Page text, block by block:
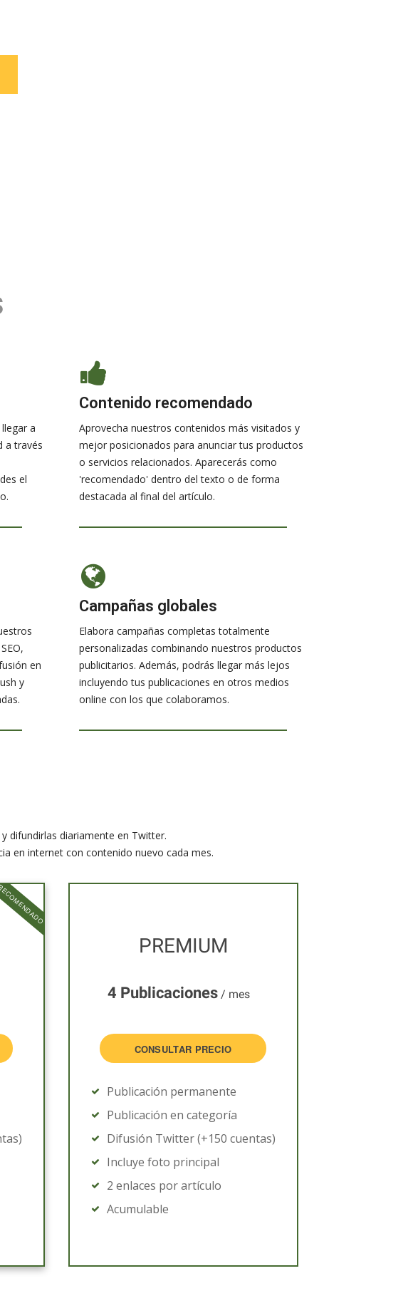
a
a través
el
Contenido recomendado
Aprovecha nuestros contenidos más visitados y
mejor posicionados para anunciar tus productos
o servicios relacionados. Aparecerás como
'recomendado' dentro del texto o de forma
destacada al final del artículo.
en
y
Campañas globales
Elabora campañas completas totalmente
personalizadas combinando nuestros productos
publicitarios. Además, podrás llegar más lejos
incluyendo tus publicaciones en otros medios
online con los que colaboramos.
difundirlas diariamente en Twitter.
en internet con contenido nuevo cada mes.
PREMIUM
4 Publicaciones / mes
CONSULTAR PRECIO
Publicación permanente
Publicación en categoría
Difusión Twitter (+150 cuentas)
Incluye foto principal
2 enlaces por artículo
Acumulable